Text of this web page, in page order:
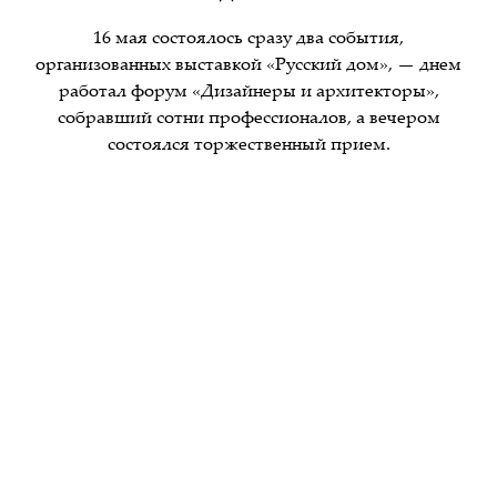
16 мая состоялось сразу два события,
организованных выставкой «Русский дом», — днем
работал форум «Дизайнеры и архитекторы»,
собравший сотни профессионалов, а вечером
состоялся торжественный прием.